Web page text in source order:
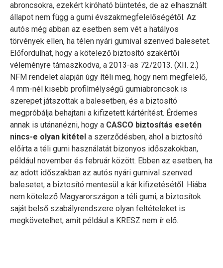
abroncsokra, ezekért kiróható büntetés, de az elhasznált
állapot nem függ a gumi évszakmegfelelőségétől. Az
autós még abban az esetben sem vét a hatályos
törvények ellen, ha télen nyári gumival szenved balesetet.
Előfordulhat, hogy a kötelező biztosító szakértői
véleményre támaszkodva, a 2013-as 72/2013. (XII. 2.)
NFM rendelet alapján úgy ítéli meg, hogy nem megfelelő,
4 mm-nél kisebb profilmélységű gumiabroncsok is
szerepet játszottak a balesetben, és a biztosító
megpróbálja behajtani a kifizetett kártérítést. Érdemes
annak is utánanézni, hogy a CASCO biztosítás esetén
nincs-e olyan kitétel a szerződésben, ahol a biztosító
előírta a téli gumi használatát bizonyos időszakokban,
például november és február között. Ebben az esetben, ha
az adott időszakban az autós nyári gumival szenved
balesetet, a biztosító mentesül a kár kifizetésétől. Hiába
nem kötelező Magyarországon a téli gumi, a biztosítok
saját belső szabályrendszere olyan feltételeket is
megkövetelhet, amit például a KRESZ nem ír elő.